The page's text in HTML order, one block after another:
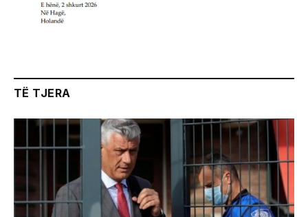
TË TJERA